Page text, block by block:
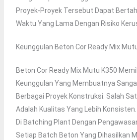
Proyek-Proyek Tersebut Dapat
Waktu Yang Lama Dengan Risiko
Keunggulan Beton Cor Ready Mix
Beton Cor Ready Mix Mutu K350
Keunggulan Yang Membuatnya
Berbagai Proyek Konstruksi. Salah
Adalah Kualitas Yang Lebih
Di Batching Plant Dengan
Setiap Batch Beton Yang Dihasilkan